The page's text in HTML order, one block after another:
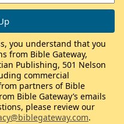
you understand that you
from Bible Gateway,
Publishing, 501 Nelson
commercial
partners of Bible
Bible Gateway’s emails
please review our
.